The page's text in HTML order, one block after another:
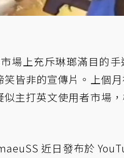
場上充斥琳瑯滿目的
皆非的宣傳片。上個
主打英文使用者市場
近日發布於